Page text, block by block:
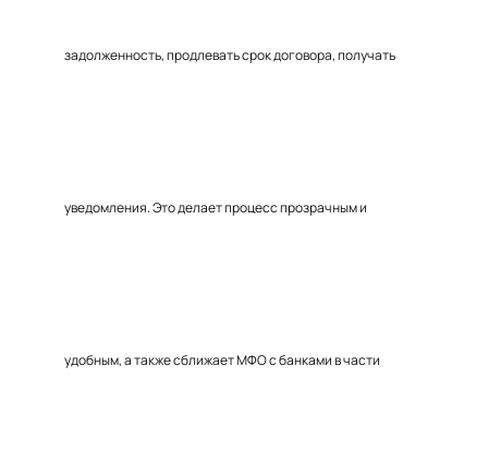
задолженность, продлевать срок договора, получать
уведомления. Это делает процесс прозрачным и
удобным, а также сближает МФО с банками в части